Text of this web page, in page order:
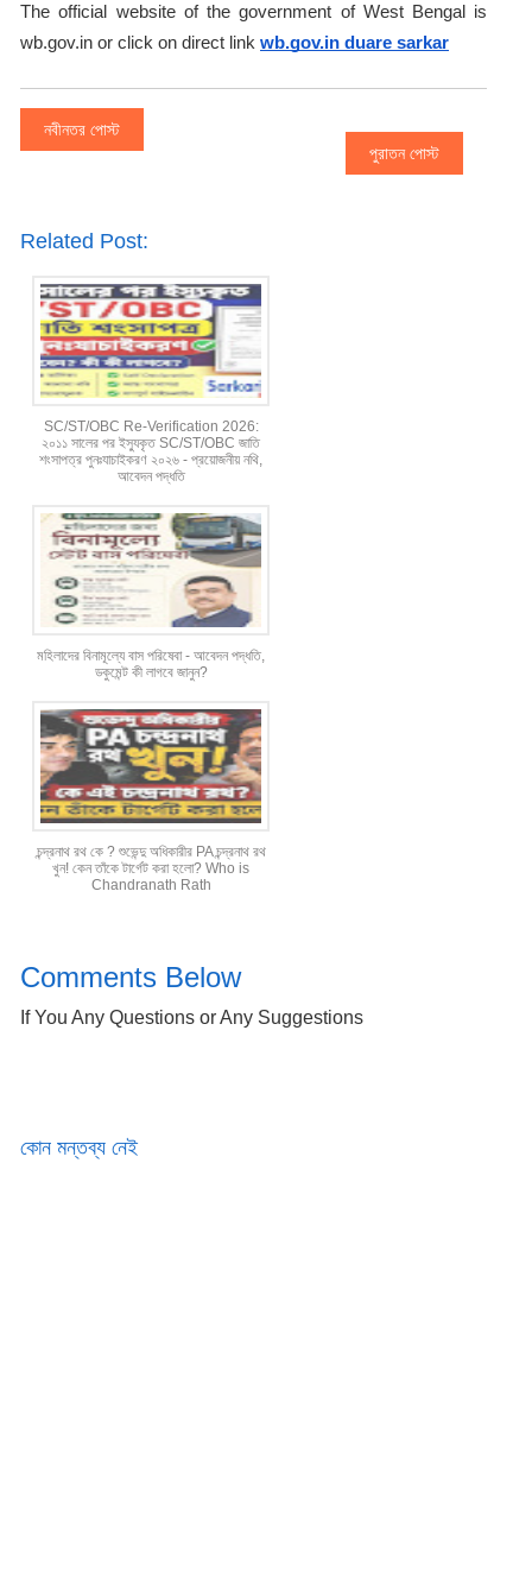
The official website of the government of West Bengal is
wb.gov.in or click on direct link wb.gov.in duare sarkar
নবীনতর পোস্ট
পুরাতন পোস্ট
Related Post:
SC/ST/OBC Re-Verification 2026:
২০১১ সালের পর ইস্যুকৃত SC/ST/OBC জাতি
শংসাপত্র পুনঃযাচাইকরণ ২০২৬ - প্রয়োজনীয় নথি,
আবেদন পদ্ধতি
মহিলাদের বিনামূল্যে বাস পরিষেবা - আবেদন পদ্ধতি,
ডকুমেন্ট কী লাগবে জানুন?
চন্দ্রনাথ রথ কে ? শুভেন্দু অধিকারীর PA চন্দ্রনাথ রথ
খুন! কেন তাঁকে টার্গেট করা হলো? Who is
Chandranath Rath
Comments Below
If You Any Questions or Any Suggestions
কোন মন্তব্য নেই